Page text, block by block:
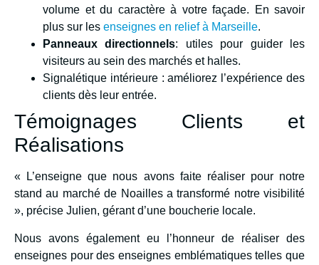
volume et du caractère à votre façade. En savoir
plus sur les enseignes en relief à Marseille.
Panneaux directionnels: utiles pour guider les
visiteurs au sein des marchés et halles.
Signalétique intérieure : améliorez l’expérience des
clients dès leur entrée.
Témoignages Clients et
Réalisations
« L’enseigne que nous avons faite réaliser pour notre
stand au marché de Noailles a transformé notre visibilité
», précise Julien, gérant d’une boucherie locale.
Nous avons également eu l’honneur de réaliser des
enseignes pour des enseignes emblématiques telles que